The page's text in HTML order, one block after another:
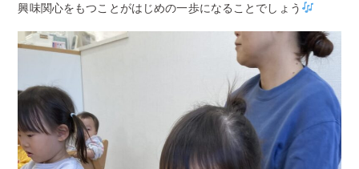
興味関心をもつことがはじめの一歩になることでしょう